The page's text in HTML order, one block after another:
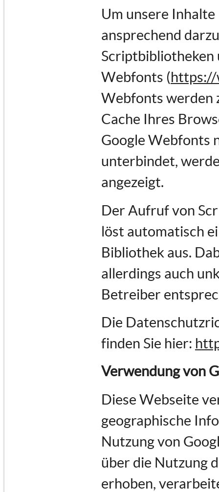
Um unsere
ansprechend
Scriptbibliotheken
Webfonts (https://
Webfonts werden
Cache Ihres
Google Webfonts
unterbindet,
angezeigt.
Der Aufruf von
löst automatisch
Bibliothek aus.
allerdings auch
Betreiber
Die
finden Sie hier:
Verwendung von
Diese Webseite
geographische
Nutzung von
über die Nutzung
erhoben,